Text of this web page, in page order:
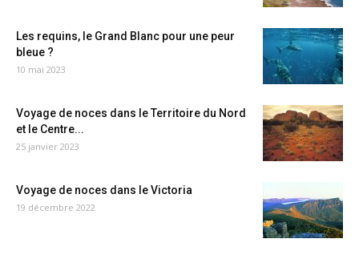
Les requins, le Grand Blanc pour une peur
bleue ?
10 mai 2023
Voyage de noces dans le Territoire du Nord
et le Centre...
25 janvier 2023
Voyage de noces dans le Victoria
19 décembre 2022